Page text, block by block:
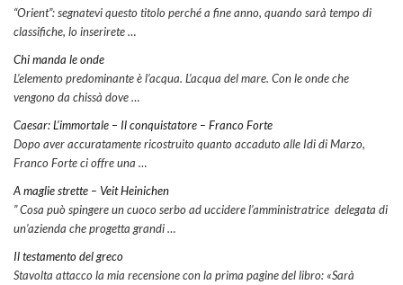
“Orient”: segnatevi questo titolo perché a fine anno, quando sarà tempo di
classifiche, lo inserirete …
Chi manda le onde
L’elemento predominante è l’acqua. L’acqua del mare. Con le onde che
vengono da chissà dove …
Caesar: L’immortale – Il conquistatore – Franco Forte
Dopo aver accuratamente ricostruito quanto accaduto alle Idi di Marzo,
Franco Forte ci offre una …
A maglie strette – Veit Heinichen
” Cosa può spingere un cuoco serbo ad uccidere l’amministratrice delegata di
un’azienda che progetta grandi …
Il testamento del greco
Stavolta attacco la mia recensione con la prima pagine del libro: «Sarà